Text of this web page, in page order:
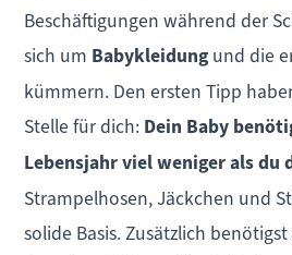
Beschäftigungen während der
sich um Babykleidung und die
kümmern. Den ersten Tipp
Stelle für dich: Dein Baby
Lebensjahr viel weniger als du
Strampelhosen, Jäckchen und
solide Basis. Zusätzlich